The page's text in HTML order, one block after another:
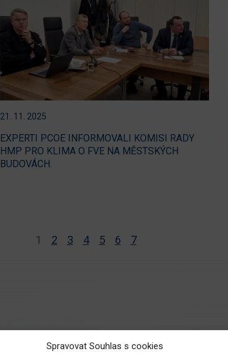
Spravovat Souhlas s cookies
21. 11. 2025
EXPERTI PCOE INFORMOVALI KOMISI RADY
HMP PRO KLIMA O FVE NA MĚSTSKÝCH
BUDOVÁCH.
1 2 3 4 5 6 7